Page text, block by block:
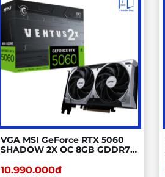
VGA MSI GeForce RTX 5060
SHADOW 2X OC 8GB GDDR7 –
10.990.000đ